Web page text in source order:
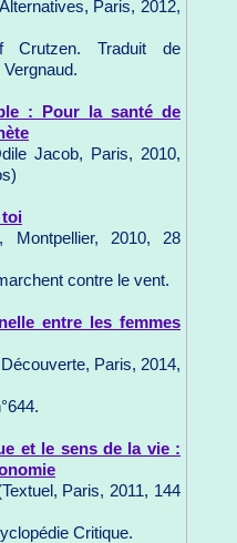
Paris, 2012,
Crutzen. Traduit de
: Pour la santé de
Jacob, Paris, 2010,
toi
Montpellier, 2010, 28
contre le vent.
entre les femmes
Paris, 2014,
et le sens de la vie :
Paris, 2011, 144
Critique.